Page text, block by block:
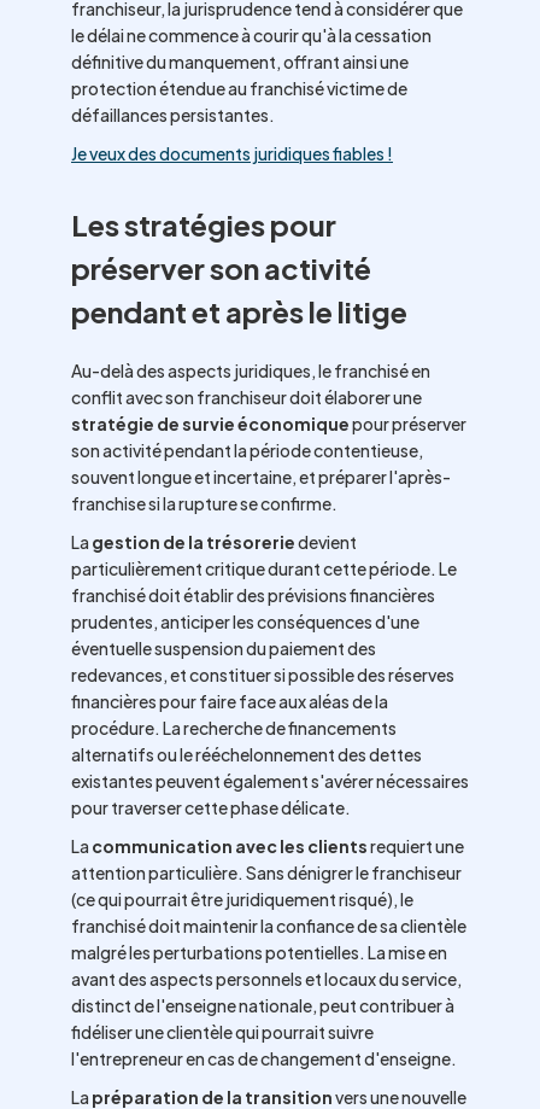
franchiseur, la jurisprudence tend à considérer que
le délai ne commence à courir qu'à la cessation
définitive du manquement, offrant ainsi une
protection étendue au franchisé victime de
défaillances persistantes.
Je veux des documents juridiques fiables !
Les stratégies pour
préserver son activité
pendant et après le litige
Au-delà des aspects juridiques, le franchisé en
conflit avec son franchiseur doit élaborer une
stratégie de survie économiquepour préserver
son activité pendant la période contentieuse,
souvent longue et incertaine, et préparer l'après-
franchise si la rupture se confirme.
La gestion de la trésoreriedevient
particulièrement critique durant cette période. Le
franchisé doit établir des prévisions financières
prudentes, anticiper les conséquences d'une
éventuelle suspension du paiement des
redevances, et constituer si possible des réserves
financières pour faire face aux aléas de la
procédure. La recherche de financements
alternatifs ou le rééchelonnement des dettes
existantes peuvent également s'avérer nécessaires
pour traverser cette phase délicate.
La communication avec les clientsrequiert une
attention particulière. Sans dénigrer le franchiseur
(ce qui pourrait être juridiquement risqué), le
franchisé doit maintenir la confiance de sa clientèle
malgré les perturbations potentielles. La mise en
avant des aspects personnels et locaux du service,
distinct de l'enseigne nationale, peut contribuer à
fidéliser une clientèle qui pourrait suivre
l'entrepreneur en cas de changement d'enseigne.
La préparation de la transitionvers une nouvelle